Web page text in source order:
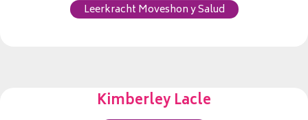
Leerkracht Moveshon y Salud
Kimberley Lacle